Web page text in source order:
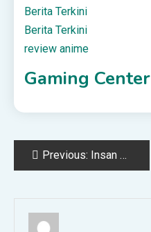
Berita Terkini
Berita Terkini
review anime
Gaming Center
PostPrevious: Insan Bumi Mandiri Salurkan 4000 Paket Ramadhan untuk Warga Pedalaman